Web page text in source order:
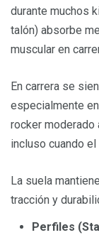
durante muchos
talón) absorbe
muscular en
En carrera se
especialmente
rocker moderado
incluso cuando
La suela
tracción y
Perfiles